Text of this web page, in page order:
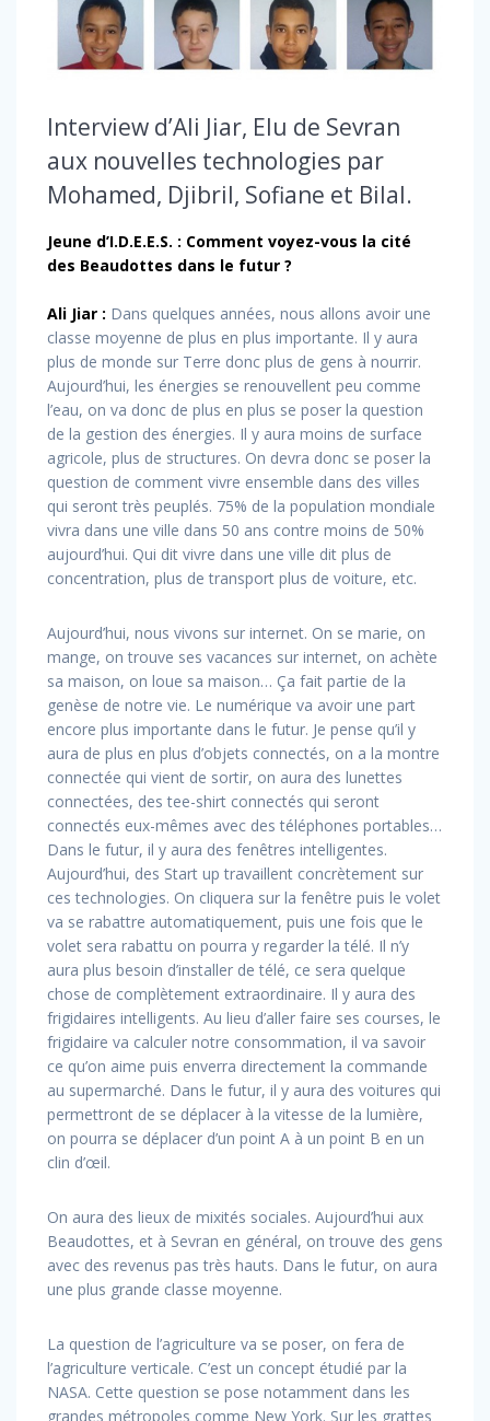
Interview d’Ali Jiar, Elu de Sevran
aux nouvelles technologies par
Mohamed, Djibril, Sofiane et Bilal.
Jeune d’I.D.E.E.S. : Comment voyez-vous la cité
des Beaudottes dans le futur ?
Ali Jiar : Dans quelques années, nous allons avoir une
classe moyenne de plus en plus importante. Il y aura
plus de monde sur Terre donc plus de gens à nourrir.
Aujourd’hui, les énergies se renouvellent peu comme
l’eau, on va donc de plus en plus se poser la question
de la gestion des énergies. Il y aura moins de surface
agricole, plus de structures. On devra donc se poser la
question de comment vivre ensemble dans des villes
qui seront très peuplés. 75% de la population mondiale
vivra dans une ville dans 50 ans contre moins de 50%
aujourd’hui. Qui dit vivre dans une ville dit plus de
concentration, plus de transport plus de voiture, etc.
Aujourd’hui, nous vivons sur internet. On se marie, on
mange, on trouve ses vacances sur internet, on achète
sa maison, on loue sa maison… Ça fait partie de la
genèse de notre vie. Le numérique va avoir une part
encore plus importante dans le futur. Je pense qu’il y
aura de plus en plus d’objets connectés, on a la montre
connectée qui vient de sortir, on aura des lunettes
connectées, des tee-shirt connectés qui seront
connectés eux-mêmes avec des téléphones portables…
Dans le futur, il y aura des fenêtres intelligentes.
Aujourd’hui, des Start up travaillent concrètement sur
ces technologies. On cliquera sur la fenêtre puis le volet
va se rabattre automatiquement, puis une fois que le
volet sera rabattu on pourra y regarder la télé. Il n’y
aura plus besoin d’installer de télé, ce sera quelque
chose de complètement extraordinaire. Il y aura des
frigidaires intelligents. Au lieu d’aller faire ses courses, le
frigidaire va calculer notre consommation, il va savoir
ce qu’on aime puis enverra directement la commande
au supermarché. Dans le futur, il y aura des voitures qui
permettront de se déplacer à la vitesse de la lumière,
on pourra se déplacer d’un point A à un point B en un
clin d’œil.
On aura des lieux de mixités sociales. Aujourd’hui aux
Beaudottes, et à Sevran en général, on trouve des gens
avec des revenus pas très hauts. Dans le futur, on aura
une plus grande classe moyenne.
La question de l’agriculture va se poser, on fera de
l’agriculture verticale. C’est un concept étudié par la
NASA. Cette question se pose notamment dans les
grandes métropoles comme New York. Sur les grattes